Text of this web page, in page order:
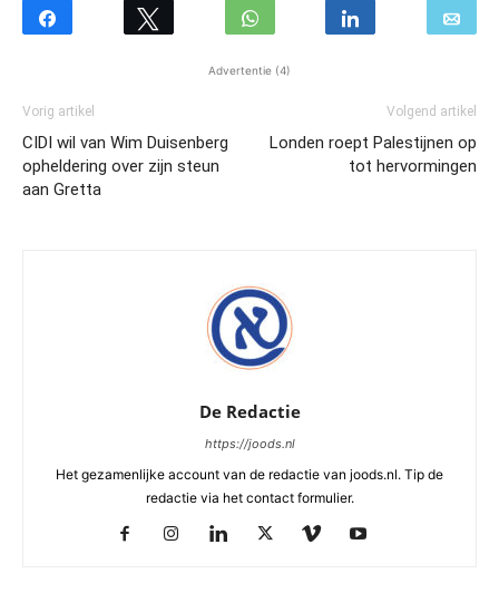
Advertentie (4)
Vorig artikel
CIDI wil van Wim Duisenberg
opheldering over zijn steun
aan Gretta
Volgend artikel
Londen roept Palestijnen op
tot hervormingen
De Redactie
https://joods.nl
Het gezamenlijke account van de redactie van joods.nl. Tip de
redactie via het contact formulier.